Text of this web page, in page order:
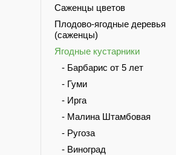
Саженцы цветов
Плодово-ягодные деревья
(саженцы)
Ягодные кустарники
- Барбарис от 5 лет
- Гуми
- Ирга
- Малина Штамбовая
- Ругоза
- Виноград